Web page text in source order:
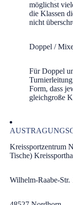
möglichst
die Klassen
nicht
Doppel /
Für Doppel
Form, dass
gleichgroße
Kreissportzentrum
Tische)
Wilhelm-Raabe-Str.